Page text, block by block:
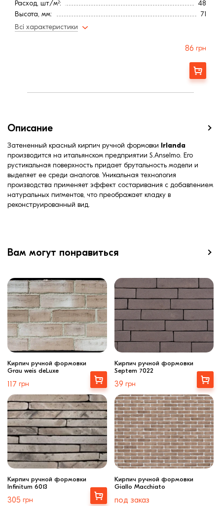
Расход, шт/м²:
48
Высота, мм:
71
Длина, мм:
115
150
Италия
Марка прочности (м):
Всі характеристики
86 грн
Заказать
Описание
Затененный красный кирпич ручной формовки Irlanda
производится на итальянском предприятии S.Anselmo. Его
рустикальная поверхность придает брутальность модели и
выделяет ее среди аналогов. Уникальная технология
производства применяет эффект состаривания с добавлением
натуральных пигментов, что преображает кладку в
реконструированный вид.
Вам могут понравиться
Кирпич ручной формовки
Grau weis deLuxe
117 грн
Купити
Кирпич ручной формовки
Septem 7022
39 грн
Выбрать
Кирпич ручной формовки
Infinitum 6013
305 грн
Выбрать
Кирпич ручной формовки
Giallo Macchiato
под заказ